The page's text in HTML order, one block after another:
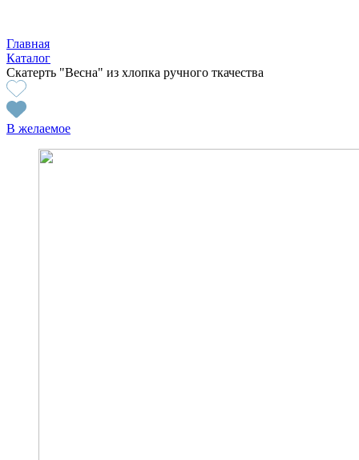
Главная
Каталог
Скатерть "Весна" из хлопка ручного ткачества
В желаемое